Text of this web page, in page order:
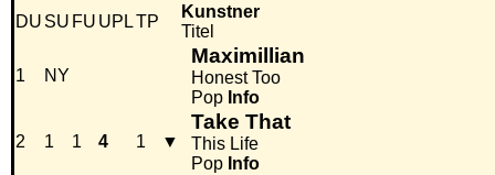
DU SU FU UPLTP
Kunstner
Titel
1 NY
Maximillian
Honest Too
Pop Info
2 1 1 4 1 ▼
Take That
This Life
Pop Info